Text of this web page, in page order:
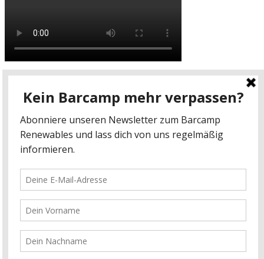
Datenschutz-Impressum
kontakt@barcamp-renewables.de
energieblogger.net